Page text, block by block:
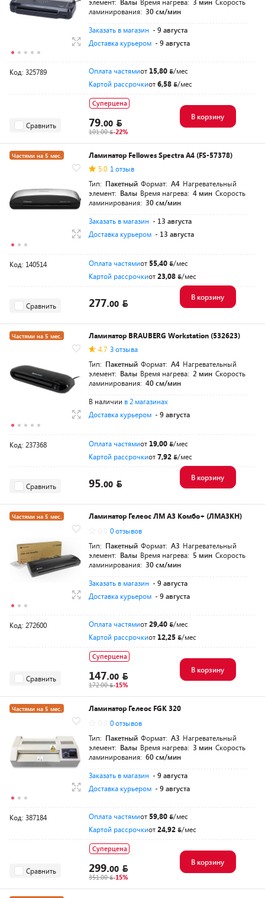
ламинирования: 30 см/мин
Заказать в магазин - 9 августа
Доставка курьером - 9 августа
Код: 325789 Оплата частямиот 15,80
/мес
Картой рассрочкиот6,58 /мес
Сравнить
Суперцена
79.00
101.00 -22%
В корзину
Частями на 5 мес.
Ламинатор Fellowes Spectra A4 (FS-57378)
5.0 1 отзыв
Тип: Пакетный Формат: A4 Нагревательный
элемент: Валы Время нагрева: 4 мин Скорость
ламинирования: 30 см/мин
Заказать в магазин - 13 августа
Доставка курьером - 13 августа
Код: 140514 Оплата частямиот 55,40
/мес
Картой рассрочкиот23,08 /мес
Сравнить 277.00
В корзину
Частями на 5 мес.
Ламинатор BRAUBERG Workstation (532623)
4.7 3 отзыва
Тип: Пакетный Формат: A4 Нагревательный
элемент: Валы Время нагрева: 2 мин Скорость
ламинирования: 40 см/мин
В наличии в 2 магазинах
Доставка курьером - 9 августа
Код: 237368 Оплата частямиот 19,00
/мес
Картой рассрочкиот7,92 /мес
Сравнить 95.00
В корзину
Частями на 5 мес.
Ламинатор Гелеос ЛМ A3 Комбо+ (ЛМА3КН)
0 отзывов
Тип: Пакетный Формат: A3 Нагревательный
элемент: Валы Время нагрева: 5 мин Скорость
ламинирования: 30 см/мин
Заказать в магазин - 9 августа
Доставка курьером - 9 августа
Код: 272600 Оплата частямиот29,40
/мес
Картой рассрочкиот 12,25 /мес
Сравнить
Суперцена
147.00
172.00 -15%
В корзину
Частями на 5 мес.
Ламинатор Гелеос FGK 320
0 отзывов
Тип: Пакетный Формат: A3 Нагревательный
элемент: Валы Время нагрева: 3 мин Скорость
ламинирования: 60 см/мин
Заказать в магазин - 9 августа
Доставка курьером - 9 августа
Код: 387184 Оплата частямиот 59,80
/мес
Картой рассрочкиот24,92 /мес
Сравнить
Суперцена
299.00
351.00 -15%
В корзину